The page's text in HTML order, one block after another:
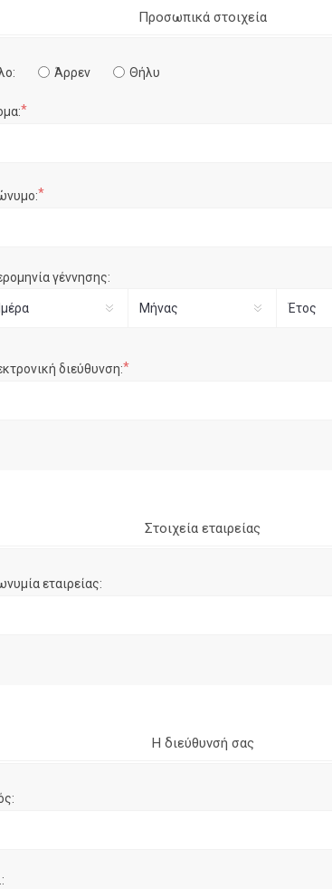
Προσωπικά στοιχεία
Άρρεν Θήλυ
*
*
γέννησης:
διεύθυνση:*
Στοιχεία εταιρείας
εταιρείας:
Η διεύθυνσή σας